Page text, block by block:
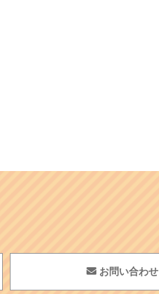
お問い合わせ